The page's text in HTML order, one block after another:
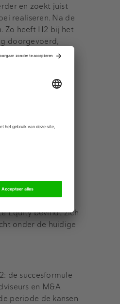
en zoekt juist
realiseren. Na de
Zo heeft H2 bij het
doorgevoerd,
om te gaan
private
verbeteren
zijn. De omslag
voorheen
van
waarde kunnen
Equity bevindt zich
onder de huidige
de succesformule
en M&A
periode de kansen